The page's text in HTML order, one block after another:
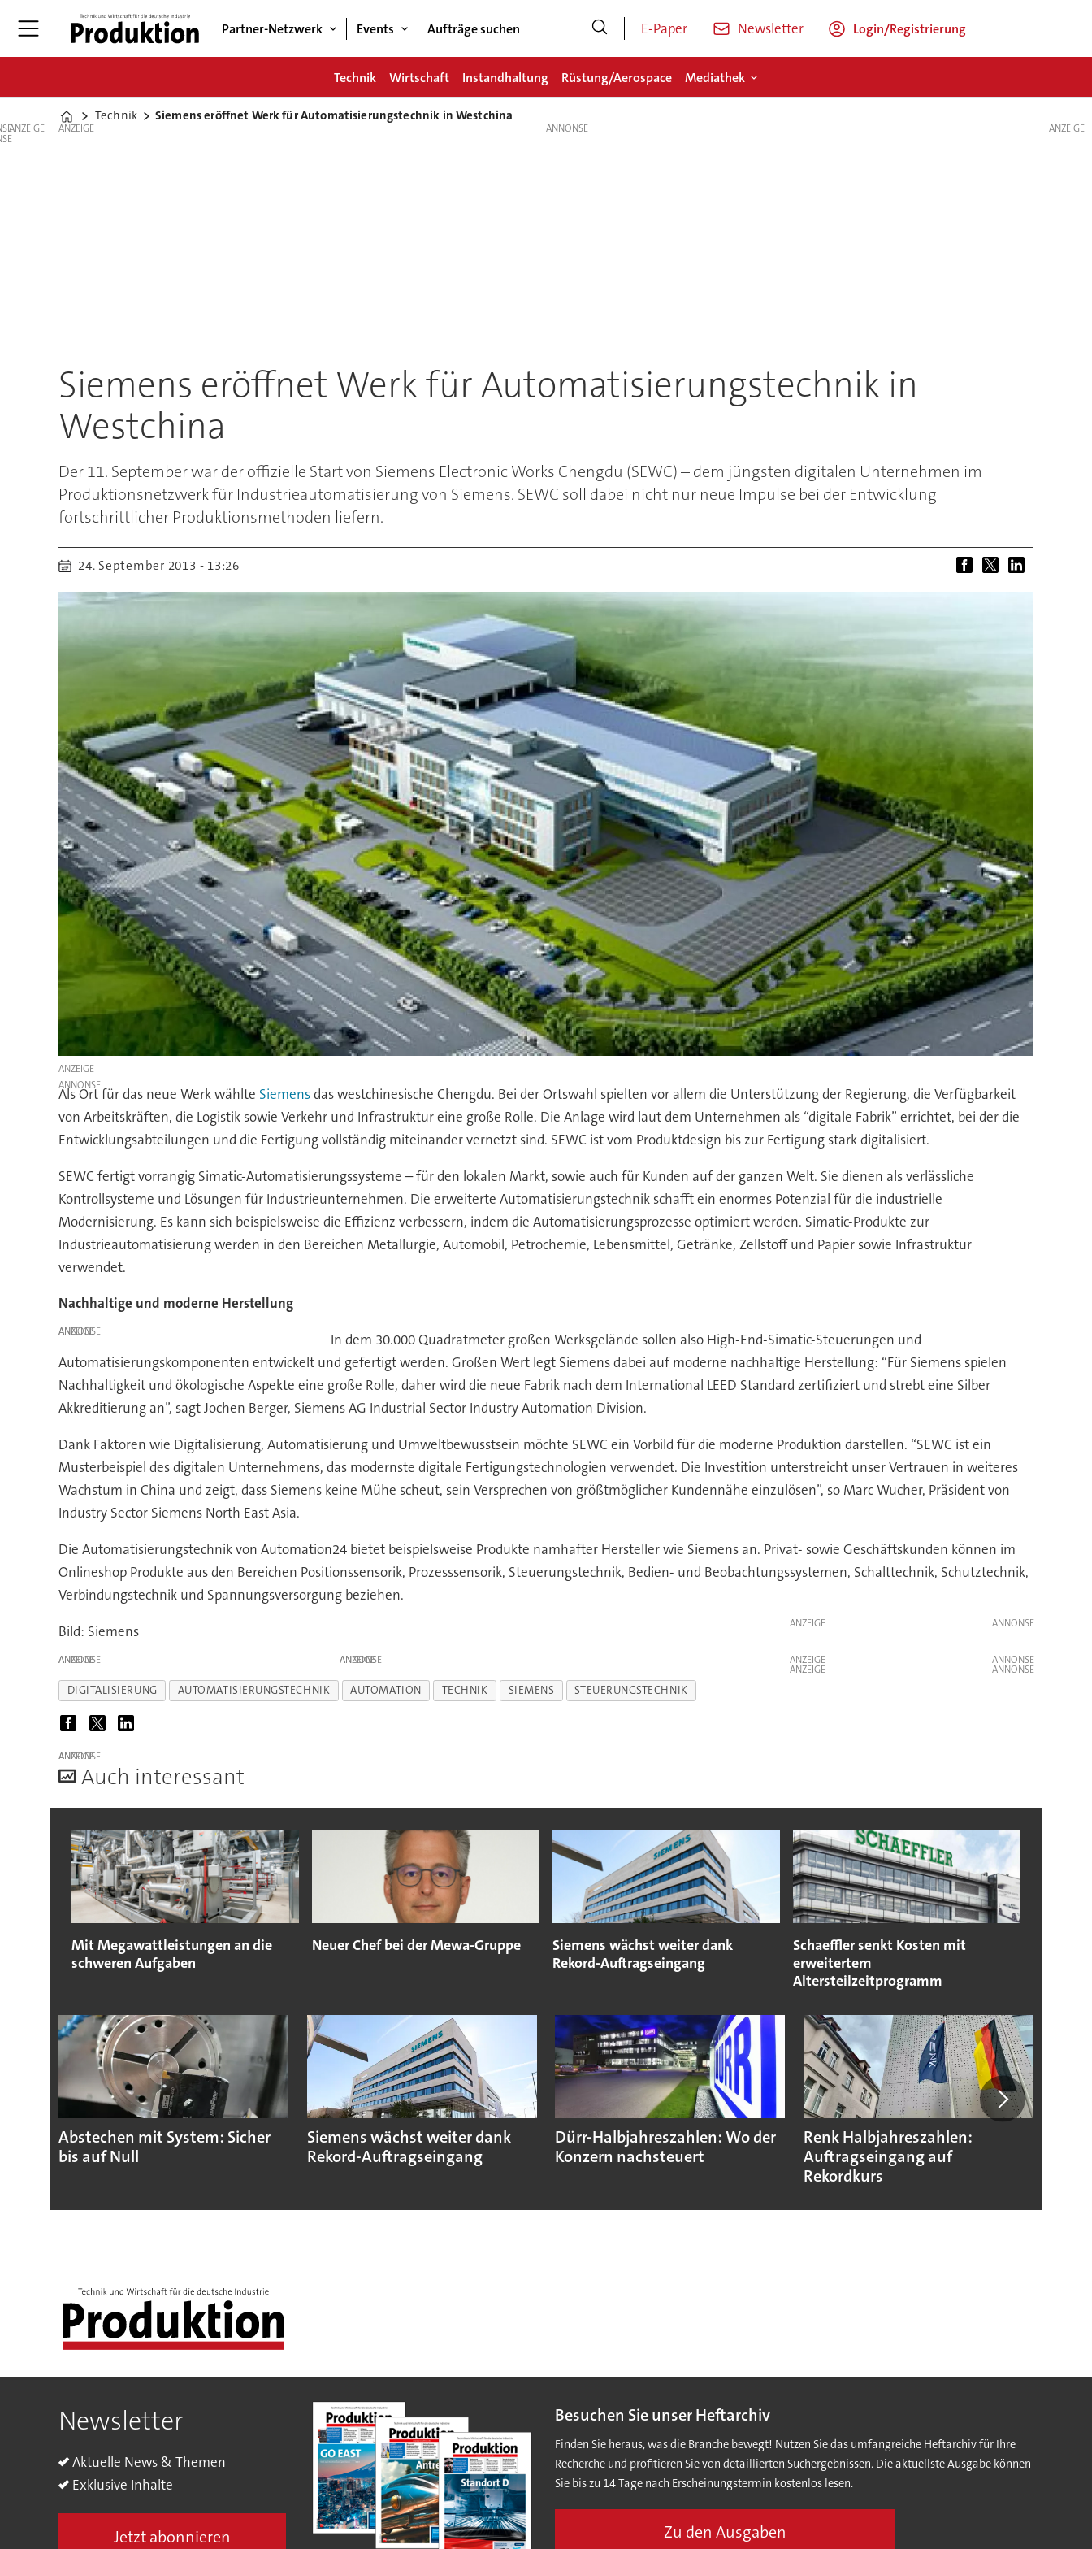
Partner-Netzwerk Events Aufträge suchen E-Paper Newsletter Login/Registrierung
Technik Wirtschaft Instandhaltung Rüstung/Aerospace Mediathek
Home
Technik Siemens eröffnet Werk für Automatisierungstechnik in Westchina
ANZEIGE ANZEIGE
Siemens eröffnet Werk für Automatisierungstechnik in
Westchina
Der 11. September war der offizielle Start von Siemens Electronic Works Chengdu (SEWC) – dem jüngsten digitalen Unternehmen im
Produktionsnetzwerk für Industrieautomatisierung von Siemens. SEWC soll dabei nicht nur neue Impulse bei der Entwicklung
fortschrittlicher Produktionsmethoden liefern.
24. September 2013 - 13:26
ANZEIGE
Als Ort für das neue Werk wählte Siemensdas westchinesische Chengdu. Bei der Ortswahl spielten vor allem die Unterstützung der Regierung, die Verfügbarkeit
von Arbeitskräften, die Logistik sowie Verkehr und Infrastruktur eine große Rolle. Die Anlage wird laut dem Unternehmen als “digitale Fabrik” errichtet, bei der die
Entwicklungsabteilungen und die Fertigung vollständig miteinander vernetzt sind. SEWC ist vom Produktdesign bis zur Fertigung stark digitalisiert.
SEWC fertigt vorrangig Simatic-Automatisierungssysteme – für den lokalen Markt, sowie auch für Kunden auf der ganzen Welt. Sie dienen als verlässliche
Kontrollsysteme und Lösungen für Industrieunternehmen. Die erweiterte Automatisierungstechnik schafft ein enormes Potenzial für die industrielle
Modernisierung. Es kann sich beispielsweise die Effizienz verbessern, indem die Automatisierungsprozesse optimiert werden. Simatic-Produkte zur
Industrieautomatisierung werden in den Bereichen Metallurgie, Automobil, Petrochemie, Lebensmittel, Getränke, Zellstoff und Papier sowie Infrastruktur
verwendet.
Nachhaltige und moderne Herstellung
ANZEIGE
In dem 30.000 Quadratmeter großen Werksgelände sollen also High-End-Simatic-Steuerungen und
Automatisierungskomponenten entwickelt und gefertigt werden. Großen Wert legt Siemens dabei auf moderne nachhaltige Herstellung: “Für Siemens spielen
Nachhaltigkeit und ökologische Aspekte eine große Rolle, daher wird die neue Fabrik nach dem International LEED Standard zertifiziert und strebt eine Silber
Akkreditierung an”, sagt Jochen Berger, Siemens AG Industrial Sector Industry Automation Division.
Dank Faktoren wie Digitalisierung, Automatisierung und Umweltbewusstsein möchte SEWC ein Vorbild für die moderne Produktion darstellen. “SEWC ist ein
Musterbeispiel des digitalen Unternehmens, das modernste digitale Fertigungstechnologien verwendet. Die Investition unterstreicht unser Vertrauen in weiteres
Wachstum in China und zeigt, dass Siemens keine Mühe scheut, sein Versprechen von größtmöglicher Kundennähe einzulösen”, so Marc Wucher, Präsident von
Industry Sector Siemens North East Asia.
Die Automatisierungstechnik von Automation24 bietet beispielsweise Produkte namhafter Hersteller wie Siemens an. Privat- sowie Geschäftskunden können im
Onlineshop Produkte aus den Bereichen Positionssensorik, Prozesssensorik, Steuerungstechnik, Bedien- und Beobachtungssystemen, Schalttechnik, Schutztechnik,
Verbindungstechnik und Spannungsversorgung beziehen.
ANZEIGE
Bild: Siemens
ANZEIGE ANZEIGE
ANZEIGE
ANZEIGE
DIGITALISIERUNG AUTOMATISIERUNGSTECHNIK AUTOMATION TECHNIK SIEMENS STEUERUNGSTECHNIK
ANZEIGE
Auch interessant
Mit Megawattleistungen an die
schweren Aufgaben
Neuer Chef bei der Mewa-Gruppe
Siemens wächst weiter dank
Rekord-Auftragseingang
Schaeffler senkt Kosten mit
erweitertem
Altersteilzeitprogramm
Abstechen mit System: Sicher
bis auf Null
Siemens wächst weiter dank
Rekord-Auftragseingang
Dürr-Halbjahreszahlen: Wo der
Konzern nachsteuert
Renk Halbjahreszahlen:
Auftragseingang auf
Rekordkurs
ANZEIGE
Newsletter
Aktuelle News & Themen
Exklusive Inhalte
Jetzt abonnieren
Besuchen Sie unser Heftarchiv
Finden Sie heraus, was die Branche bewegt! Nutzen Sie das umfangreiche Heftarchiv für Ihre
Recherche und profitieren Sie von detaillierten Suchergebnissen. Die aktuellste Ausgabe können
Sie bis zu 14 Tage nach Erscheinungstermin kostenlos lesen.
Zu den Ausgaben